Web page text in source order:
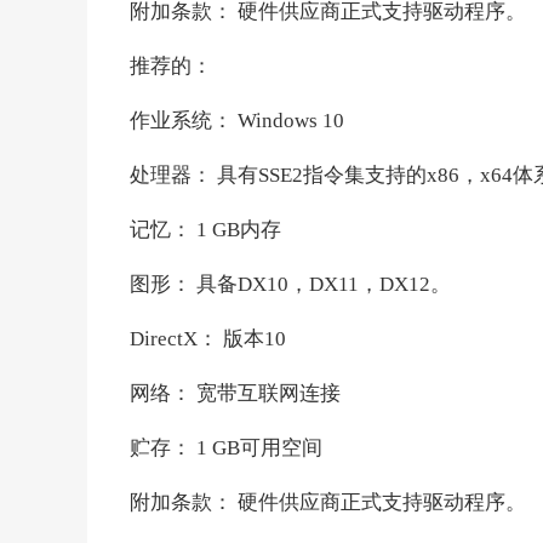
附加条款： 硬件供应商正式支持驱动程序。
推荐的：
作业系统： Windows 10
处理器： 具有SSE2指令集支持的x86，x64体
记忆： 1 GB内存
图形： 具备DX10，DX11，DX12。
DirectX： 版本10
网络： 宽带互联网连接
贮存： 1 GB可用空间
附加条款： 硬件供应商正式支持驱动程序。